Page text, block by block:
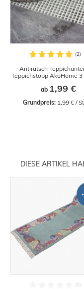
Antirutsch
Teppichstopp AkoHome
ab 1,99 €
Grundpreis: 1,99 € /
DIESE ARTIKEL